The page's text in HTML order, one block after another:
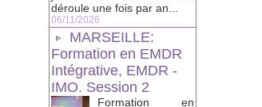
déroule une fois par an...
06/11/2026
MARSEILLE:
Formation en EMDR
Intégrative, EMDR -
IMO. Session 2
Formation en